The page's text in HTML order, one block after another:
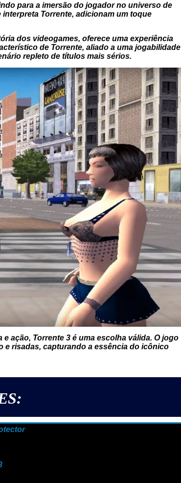
para a imersão do jogador no universo de
Torrente, adicionam um toque
dos videogames, oferece uma experiência
de Torrente, aliado a uma jogabilidade
repleto de títulos mais sérios.
e ação, Torrente 3é uma escolha válida. O jogo
e risadas, capturando a essência do icônico